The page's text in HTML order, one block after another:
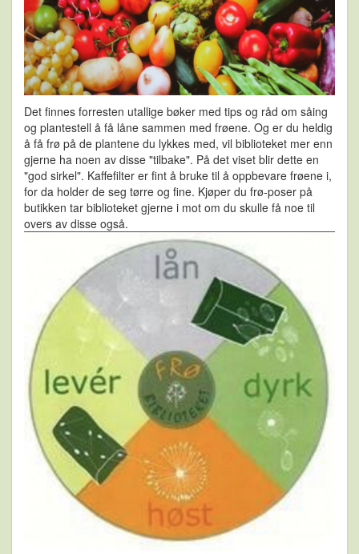
Det finnes forresten utallige bøker med tips og råd om såing
og plantestell å få låne sammen med frøene. Og er du heldig
å få frø på de plantene du lykkes med, vil biblioteket mer enn
gjerne ha noen av disse "tilbake". På det viset blir dette en
"god sirkel". Kaffefilter er fint å bruke til å oppbevare frøene i,
for da holder de seg tørre og fine. Kjøper du frø-poser på
butikken tar biblioteket gjerne i mot om du skulle få noe til
overs av disse også.